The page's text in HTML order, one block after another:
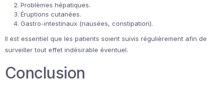
Problèmes hépatiques.
Éruptions cutanées.
Gastro-intestinaux (nausées, constipation).
Il est essentiel que les patients soient suivis régulièrement afin de
surveiller tout effet indésirable éventuel.
Conclusion